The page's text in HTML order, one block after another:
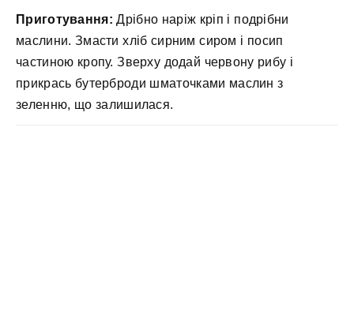
Приготування: Дрібно наріж кріп і подрібни
маслини. Змасти хліб сирним сиром і посип
частиною кропу. Зверху додай червону рибу і
прикрась бутерброди шматочками маслин з
зеленню, що залишилася.